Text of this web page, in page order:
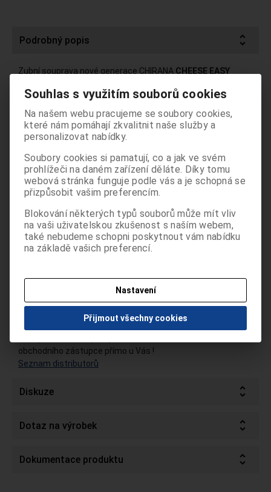
Podrobný popis
Zubní souprava nové generace CHIRANA CHEESE EASY
a nabízí zákazníkovi možnost jednodušší verze soupravy s
plnohodnotnou výbavou.
Základní parametry:
- odsliňovač
- sloup s pantografickým ramenem a svítidlem FARO EDI
- možnost výkonného chirurgického odsávání
- možnost zabudování odlučovače amalgámu
- standardně bílé provedení v kombinaci s barevným křeslem
- je možné kompletovat s držákem pro LCD monitor a
intraorální kameru
- nosnost křesla: křeslo je konstruováno pro zatížení
Další informace naleznete v záložce Dokumentace
obchodního zástupce přímo u Vás !
Seznam distributorů
Diskuze
Dotaz na výrobek
Dokumentace produktu
Oddělení Pro stomatology je určeno
odborným pracovníkům ve zdravotnictví a
informace zde uvedené nejsou určeny pro
těchto stránek potvrzujete, že jste
odborníkem ve smyslu §2a zákona č.
40/1995 Sb. o regulaci reklamy.
Beru na vědomí, že informace obsažené
dále na těchto stránkách nejsou určeny
laické veřejnosti, nýbrž zdravotnickým
odborníkům, a to se všemi riziky a důsledky
z toho plynoucími pro laickou veřejnost.
ANO POTVRZUJI
NEJSEM ODBORNÍK
Souhlas s využitím souborů cookies
Na našem webu pracujeme se soubory cookies,
které nám pomáhají zkvalitnit naše služby a
personalizovat nabídky.
Soubory cookies si pamatují, co a jak ve svém
prohlížeči na daném zařízení děláte. Díky tomu
webová stránka funguje podle vás a je schopná se
přizpůsobit vašim preferencím.
Blokování některých typů souborů může mít vliv
na vaši uživatelskou zkušenost s naším webem,
také nebudeme schopni poskytnout vám nabídku
na základě vašich preferencí.
Nastavení
Přijmout všechny cookies